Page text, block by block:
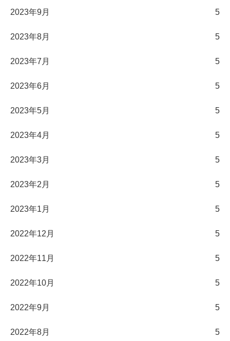
2023年9月 5
2023年8月 5
2023年7月 5
2023年6月 5
2023年5月 5
2023年4月 5
2023年3月 5
2023年2月 5
2023年1月 5
2022年12月 5
2022年11月 5
2022年10月 5
2022年9月 5
2022年8月 5